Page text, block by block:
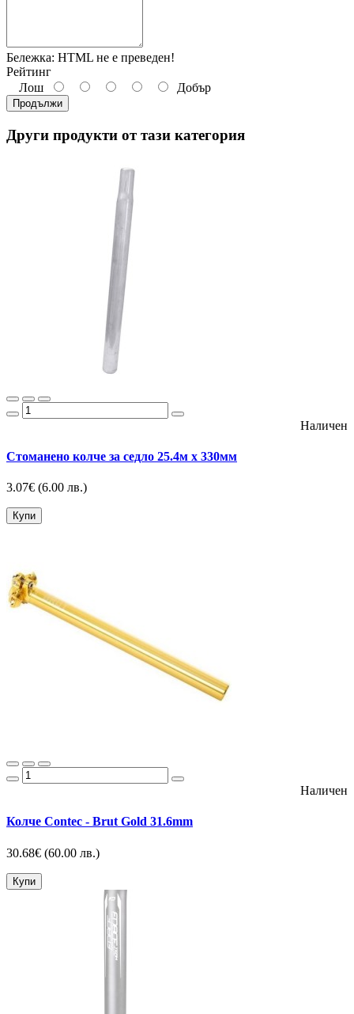
Бележка: HTML не е преведен!
Рейтинг
Лош
Добър
Продължи
Други продукти от тази категория
Наличен
Стоманено колче за седло 25.4м х 330мм
3.07€ (6.00 лв.)
Купи
Наличен
Колче Contec - Brut Gold 31.6mm
30.68€ (60.00 лв.)
Купи